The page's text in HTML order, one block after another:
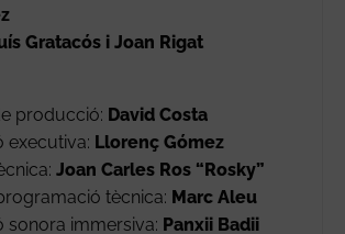
Gratacós i Joan Rigat
producció: David Costa
executiva: Llorenç Gómez
Joan Carles Ros “Rosky”
tècnica: Marc Aleu
sonora immersiva: Panxii Badii